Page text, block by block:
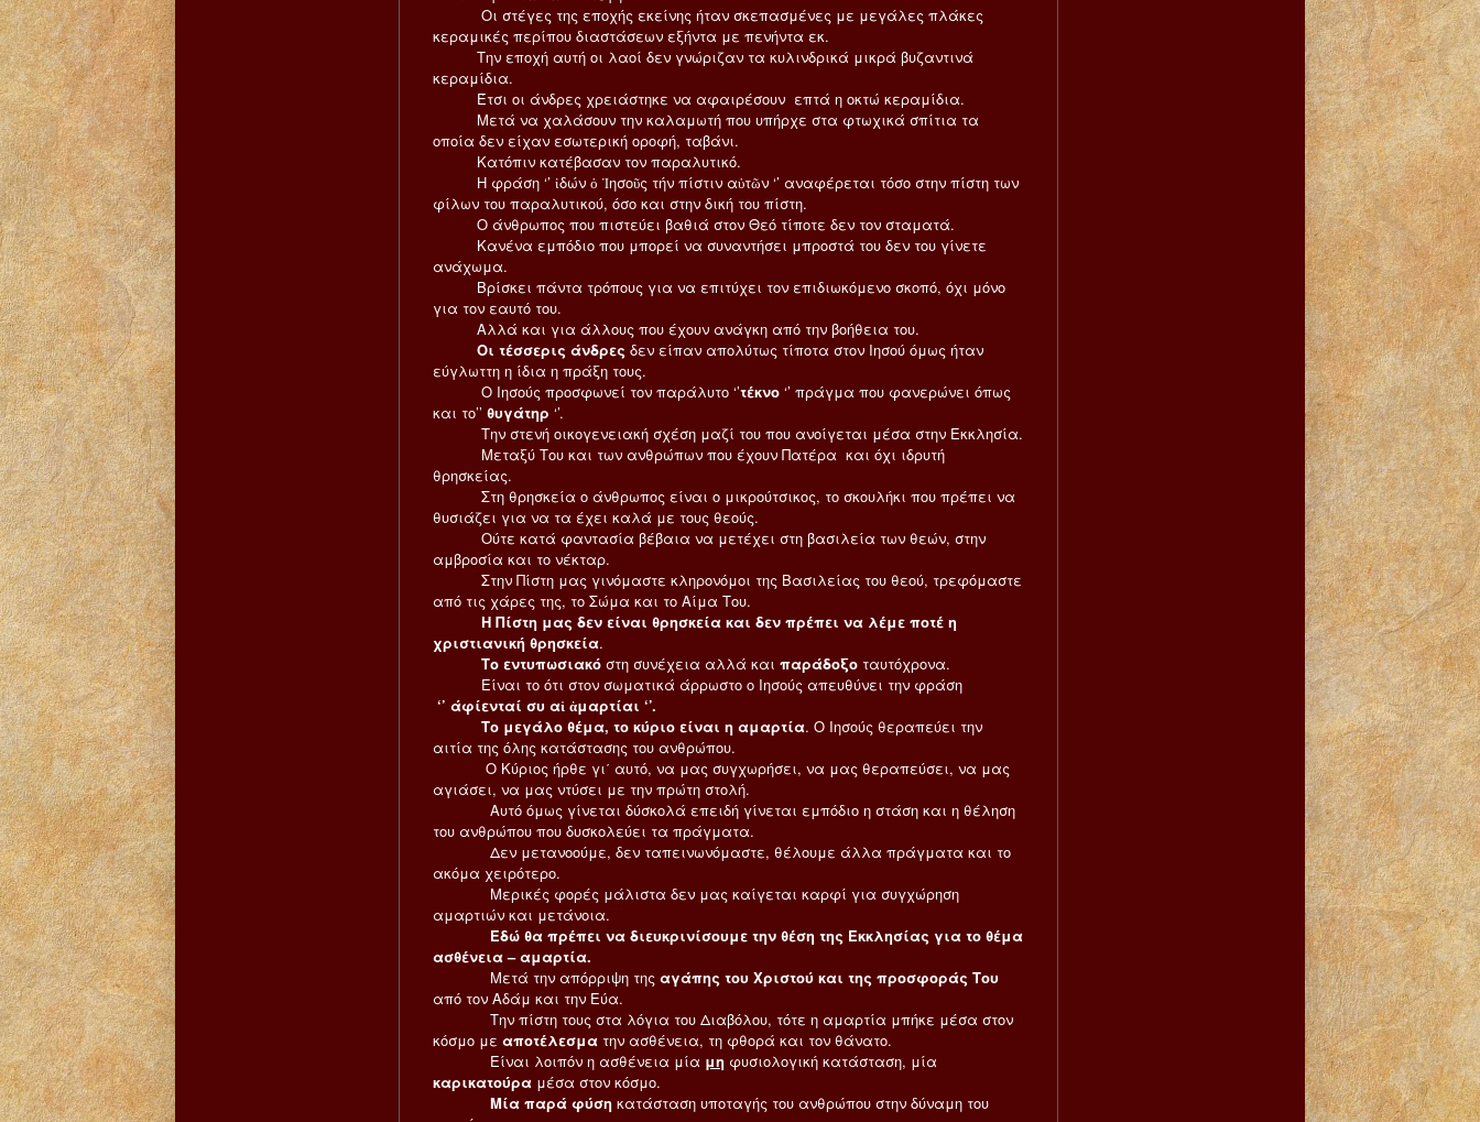
Οι στέγες της εποχής εκείνης ήταν σκεπασμένες με μεγάλες πλάκες
κεραμικές περίπου διαστάσεων εξήντα με πενήντα εκ.
Την εποχή αυτή οι λαοί δεν γνώριζαν τα κυλινδρικά μικρά βυζαντινά
κεραμίδια.
Έτσι οι άνδρες χρειάστηκε να αφαιρέσουν επτά η οκτώ κεραμίδια.
Μετά να χαλάσουν την καλαμωτή που υπήρχε στα φτωχικά σπίτια τα
οποία δεν είχαν εσωτερική οροφή, ταβάνι.
Κατόπιν κατέβασαν τον παραλυτικό.
Η φράση ‘’ ἰδών ὁ Ἰησοῦς τήν πίστιν αὐτῶν ‘’ αναφέρεται τόσο στην πίστη των
φίλων του παραλυτικού, όσο και στην δική του πίστη.
Ο άνθρωπος που πιστεύει βαθιά στον Θεό τίποτε δεν τον σταματά.
Κανένα εμπόδιο που μπορεί να συναντήσει μπροστά του δεν του γίνετε
ανάχωμα.
Βρίσκει πάντα τρόπους για να επιτύχει τον επιδιωκόμενο σκοπό, όχι μόνο
για τον εαυτό του.
Αλλά και για άλλους που έχουν ανάγκη από την βοήθεια του.
Οι τέσσερις άνδρες δεν είπαν απολύτως τίποτα στον Ιησού όμως ήταν
εύγλωττη η ίδια η πράξη τους.
Ο Ιησούς προσφωνεί τον παράλυτο ‘’τέκνο ‘’ πράγμα που φανερώνει όπως
και το’’ θυγάτηρ ‘’.
Την στενή οικογενειακή σχέση μαζί του που ανοίγεται μέσα στην Εκκλησία.
Μεταξύ Του και των ανθρώπων που έχουν Πατέρα και όχι ιδρυτή
θρησκείας.
Στη θρησκεία ο άνθρωπος είναι ο μικρούτσικος, το σκουλήκι που πρέπει να
θυσιάζει για να τα έχει καλά με τους θεούς.
Ούτε κατά φαντασία βέβαια να μετέχει στη βασιλεία των θεών, στην
αμβροσία και το νέκταρ.
Στην Πίστη μας γινόμαστε κληρονόμοι της Βασιλείας του θεού, τρεφόμαστε
από τις χάρες της, το Σώμα και το Αίμα Του.
Η Πίστη μας δεν είναι θρησκεία και δεν πρέπει να λέμε ποτέ η
χριστιανική θρησκεία.
Το εντυπωσιακό στη συνέχεια αλλά και παράδοξο ταυτόχρονα.
Είναι το ότι στον σωματικά άρρωστο ο Ιησούς απευθύνει την φράση
‘’ άφίενταί συ αἱ ἁμαρτίαι ‘’.
Το μεγάλο θέμα, το κύριο είναι η αμαρτία. Ο Ιησούς θεραπεύει την
αιτία της όλης κατάστασης του ανθρώπου.
Ο Κύριος ήρθε γι΄ αυτό, να μας συγχωρήσει, να μας θεραπεύσει, να μας
αγιάσει, να μας ντύσει με την πρώτη στολή.
Αυτό όμως γίνεται δύσκολά επειδή γίνεται εμπόδιο η στάση και η θέληση
του ανθρώπου που δυσκολεύει τα πράγματα.
Δεν μετανοούμε, δεν ταπεινωνόμαστε, θέλουμε άλλα πράγματα και το
ακόμα χειρότερο.
Μερικές φορές μάλιστα δεν μας καίγεται καρφί για συγχώρηση
αμαρτιών και μετάνοια.
Εδώ θα πρέπει να διευκρινίσουμε την θέση της Εκκλησίας για το θέμα
ασθένεια – αμαρτία.
Μετά την απόρριψη της αγάπης του Χριστού και της προσφοράς Του
από τον Αδάμ και την Εύα.
Την πίστη τους στα λόγια του Διαβόλου, τότε η αμαρτία μπήκε μέσα στον
κόσμο με αποτέλεσμα την ασθένεια, τη φθορά και τον θάνατο.
Είναι λοιπόν η ασθένεια μία μη φυσιολογική κατάσταση, μία
καρικατούρα μέσα στον κόσμο.
Μία παρά φύση κατάσταση υποταγής του ανθρώπου στην δύναμη του